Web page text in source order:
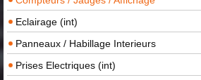
Eclairage (int)
Panneaux / Habillage Interieurs
Prises Electriques (int)